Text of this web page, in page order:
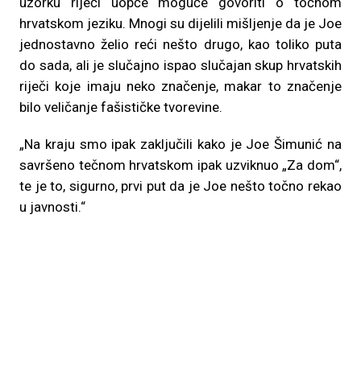
hrvatskom jeziku. Mnogi su dijelili mišljenje da je Joe
jednostavno želio reći nešto drugo, kao toliko puta
do sada, ali je slučajno ispao slučajan skup hrvatskih
riječi koje imaju neko značenje, makar to značenje
bilo veličanje fašističke tvorevine.
„Na kraju smo ipak zaključili kako je Joe Šimunić na
savršeno tečnom hrvatskom ipak uzviknuo „Za dom“,
te je to, sigurno, prvi put da je Joe nešto točno rekao
u javnosti.“